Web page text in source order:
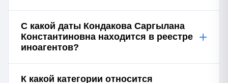
С какой даты Кондакова Саргылана
Константиновна находится в реестре
иноагентов?
+
К какой категории относится